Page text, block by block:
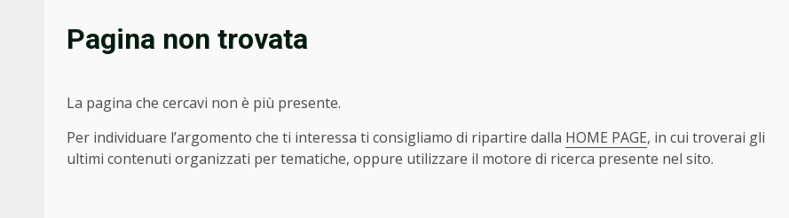
Pagina non trovata
La pagina che cercavi non è più presente.
Per individuare l’argomento che ti interessa ti consigliamo di ripartire dalla HOME PAGE, in cui troverai gli
ultimi contenuti organizzati per tematiche, oppure utilizzare il motore di ricerca presente nel sito.